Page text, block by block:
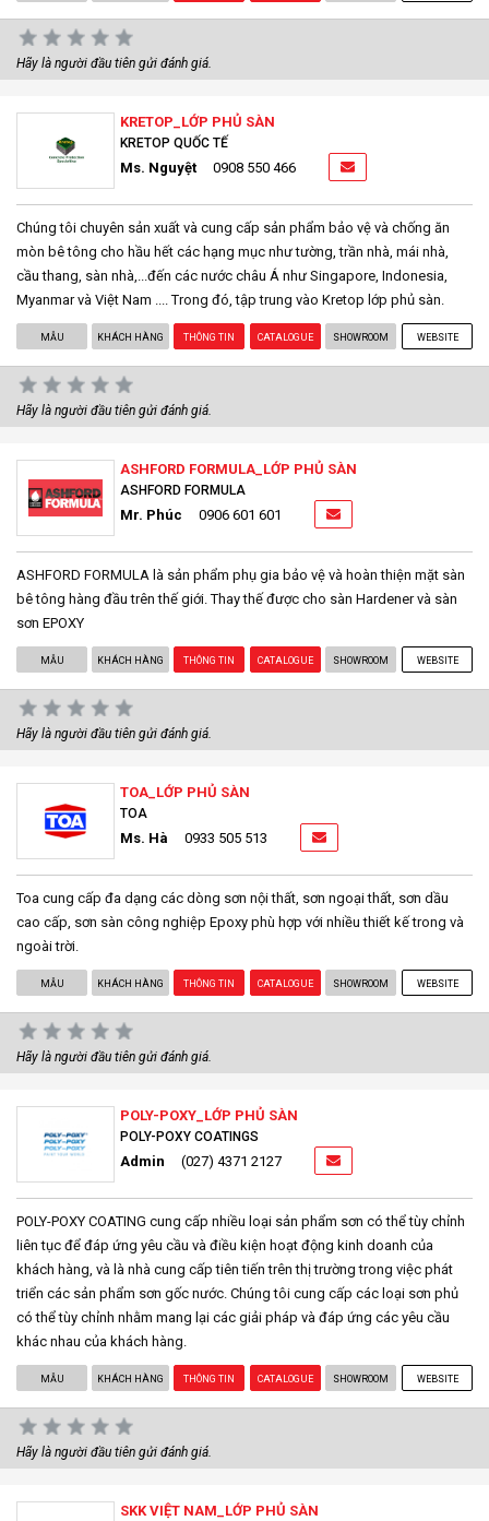
Hãy là người đầu tiên gửi đánh giá.
KRETOP_LỚP PHỦ SÀN
KRETOP QUỐC TẾ
Ms. Nguyệt 0908 550 466
Chúng tôi chuyên sản xuất và cung cấp sản phẩm bảo vệ và chống ăn
mòn bê tông cho hầu hết các hạng mục như tường, trần nhà, mái nhà,
cầu thang, sàn nhà,...đến các nước châu Á như Singapore, Indonesia,
Myanmar và Việt Nam .... Trong đó, tập trung vào Kretop lớp phủ sàn.
MẪU KHÁCH HÀNG THÔNG TIN CATALOGUE SHOWROOM WEBSITE
Hãy là người đầu tiên gửi đánh giá.
ASHFORD FORMULA_LỚP PHỦ SÀN
ASHFORD FORMULA
Mr. Phúc 0906 601 601
ASHFORD FORMULA là sản phẩm phụ gia bảo vệ và hoàn thiện mặt sàn
bê tông hàng đầu trên thế giới. Thay thế được cho sàn Hardener và sàn
sơn EPOXY
MẪU KHÁCH HÀNG THÔNG TIN CATALOGUE SHOWROOM WEBSITE
Hãy là người đầu tiên gửi đánh giá.
TOA_LỚP PHỦ SÀN
TOA
Ms. Hà 0933 505 513
Toa cung cấp đa dạng các dòng sơn nội thất, sơn ngoại thất, sơn dầu
cao cấp, sơn sàn công nghiệp Epoxy phù hợp với nhiều thiết kế trong và
ngoài trời.
MẪU KHÁCH HÀNG THÔNG TIN CATALOGUE SHOWROOM WEBSITE
Hãy là người đầu tiên gửi đánh giá.
POLY-POXY_LỚP PHỦ SÀN
POLY-POXY COATINGS
Admin (027) 4371 2127
POLY-POXY COATING cung cấp nhiều loại sản phẩm sơn có thể tùy chỉnh
liên tục để đáp ứng yêu cầu và điều kiện hoạt động kinh doanh của
khách hàng, và là nhà cung cấp tiên tiến trên thị trường trong việc phát
triển các sản phẩm sơn gốc nước. Chúng tôi cung cấp các loại sơn phủ
có thể tùy chỉnh nhằm mang lại các giải pháp và đáp ứng các yêu cầu
khác nhau của khách hàng.
MẪU KHÁCH HÀNG THÔNG TIN CATALOGUE SHOWROOM WEBSITE
Hãy là người đầu tiên gửi đánh giá.
SKK VIỆT NAM_LỚP PHỦ SÀN